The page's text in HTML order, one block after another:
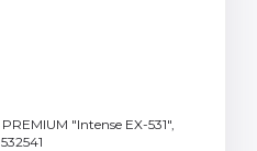
"Intense EX-531",